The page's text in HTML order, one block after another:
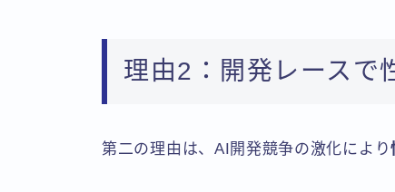
理由2：開発レースで
第二の理由は、AI開発競争の激化により